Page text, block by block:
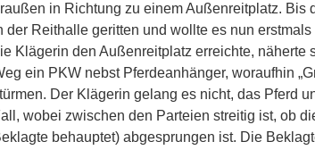
in Richtung zu einem Außenreitplatz. Bis
der Reithalle geritten und wollte es nun
Klägerin den Außenreitplatz erreichte, näherte
ein PKW nebst Pferdeanhänger, woraufhin
Der Klägerin gelang es nicht, das Pferd
wobei zwischen den Parteien streitig ist, ob
behauptet) abgesprungen ist. Die